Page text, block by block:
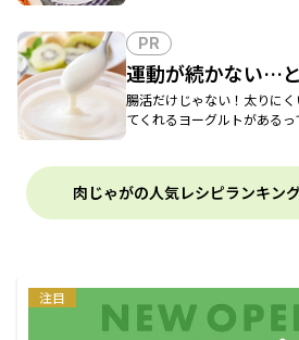
PR
運動が続かない…
腸活だけじゃない！太りに
てくれるヨーグルトがあるっ
肉じゃがの人気レシピランキン
注目